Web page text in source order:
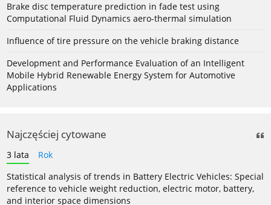
Brake disc temperature prediction in fade test using
Computational Fluid Dynamics aero-thermal simulation
Influence of tire pressure on the vehicle braking distance
Development and Performance Evaluation of an Intelligent
Mobile Hybrid Renewable Energy System for Automotive
Applications
Najczęściej cytowane
3 lata
Rok
Statistical analysis of trends in Battery Electric Vehicles: Special
reference to vehicle weight reduction, electric motor, battery,
and interior space dimensions